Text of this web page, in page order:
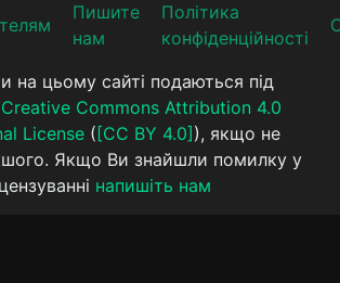
Пишите
нам
Політика
конфіденційності
на цьому сайті подаються під
Creative Commons Attribution 4.0
License( [CC BY 4.0] ), якщо не
Якщо Ви знайшли помилку у
напишіть нам